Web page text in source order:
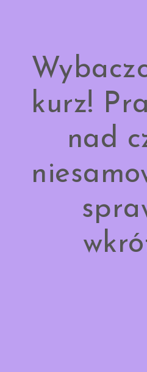
kurz!
nad